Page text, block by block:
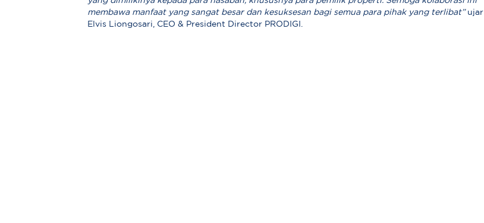
membawa manfaat yang sangat besar dan kesuksesan bagi semua para pihak yang terlibat”ujar
Elvis Liongosari, CEO & President Director PRODIGI.